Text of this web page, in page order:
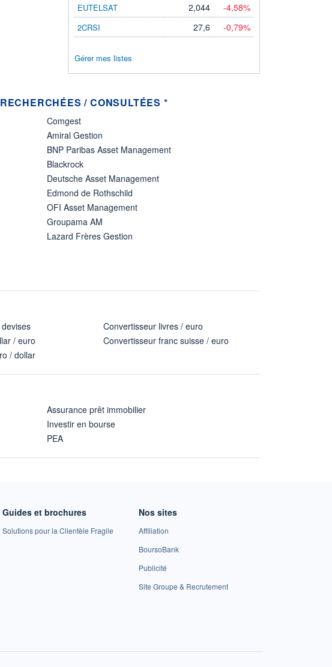
EUTELSAT 2,044 -4,58%
2CRSI 27,6 -0,79%
Gérer mes listes
/ CONSULTÉES *
Comgest
Amiral Gestion
BNP Paribas Asset Management
Blackrock
Deutsche Asset Management
Edmond de Rothschild
OFI Asset Management
Groupama AM
Lazard Frères Gestion
/ euro
/ dollar
Convertisseur livres / euro
Convertisseur franc suisse / euro
Assurance prêt immobilier
Investir en bourse
PEA
Guides et brochures
Solutions pour la Clientèle Fragile
Nos sites
Affiliation
BoursoBank
Publicité
Site Groupe & Recrutement